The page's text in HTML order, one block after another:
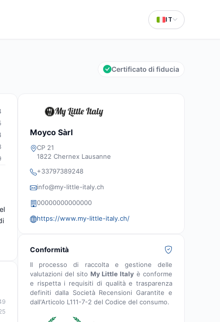
IT
Certificato di fiducia
Moyco Sàrl
CP 21
1822 Chernex Lausanne
+33797389248
info@my-little-italy.ch
00000000000000
https://www.my-little-italy.ch/
Conformità
Il processo di raccolta e gestione delle
valutazioni del sito My Little Italy è conforme
e rispetta i requisiti di qualità e trasparenza
definiti dalla Società Recensioni Garantite e
dall'Articolo L111-7-2 del Codice del consumo.